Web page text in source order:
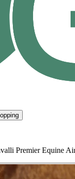
Premier Equine